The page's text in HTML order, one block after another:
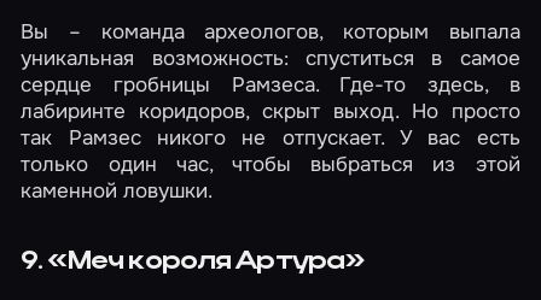
Вы – команда археологов, которым выпала
уникальная возможность: спуститься в самое
сердце гробницы Рамзеса. Где-то здесь, в
лабиринте коридоров, скрыт выход. Но просто
так Рамзес никого не отпускает. У вас есть
только один час, чтобы выбраться из этой
каменной ловушки.
9. «Меч короля Артура»